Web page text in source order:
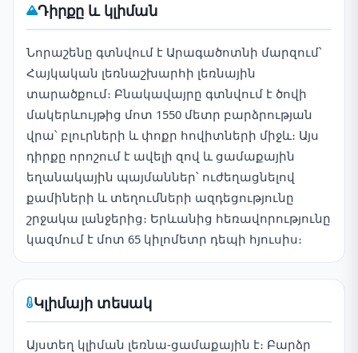
Դիրքը և կլիման
Նորաշենը գտնվում է Արագածոտնի մարզում՝
Հայկական լեռնաշխարհի լեռնային
տարածքում։ Բնակավայրը գտնվում է ծովի
մակերևույթից մոտ 1550 մետր բարձրության
վրա՝ բլուրների և փոքր հովիտների միջև։ Այս
դիրքը որոշում է ավելի զով և ցամաքային
եղանակային պայմաններ՝ ուժեղացնելով
քամիների և տեղումների ազդեցությունը
շրջակա լանջերից։ Երևանից հեռավորությունը
կազմում է մոտ 65 կիլոմետր դեպի հյուսիս։
Կլիմայի տեսակ
Այստեղ կլիման լեռնա-ցամաքային է։ Բարձր